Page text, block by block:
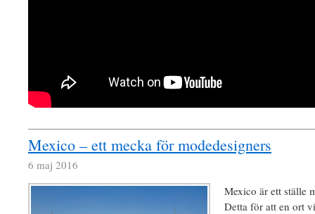
Mexico – ett mecka för modedesigners
6 maj 2016
Mexico är ett ställe
Detta för att en ort